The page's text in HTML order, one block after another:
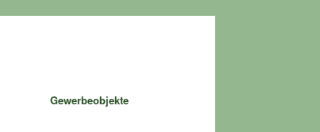
Gewerbeobjekte